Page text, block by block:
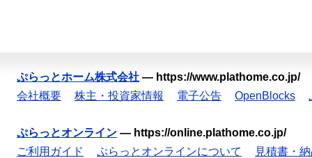
ぷらっとホーム株式会社 — https://www.plathome.co.jp/
会社概要
株主・投資家情報 電子公告 OpenBlocks
ぷらっとオンライン — https://online.plathome.co.jp/
ご利用ガイド
ぷらっとオンラインについて
見積書・